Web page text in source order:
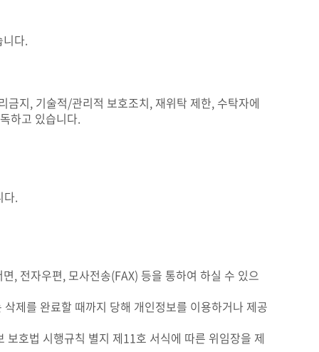
다.
지, 기술적/관리적 보호조치, 재위탁 제한, 수탁자에
하고 있습니다.
다.
, 전자우편, 모사전송(FAX) 등을 통하여 하실 수 있으
제를 완료할 때까지 당해 개인정보를 이용하거나 제공
호법 시행규칙 별지 제11호 서식에 따른 위임장을 제